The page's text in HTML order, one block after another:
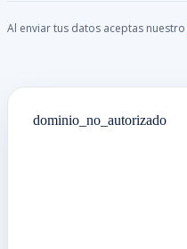
Al enviar tus datos aceptas nuestro
dominio_no_autorizado